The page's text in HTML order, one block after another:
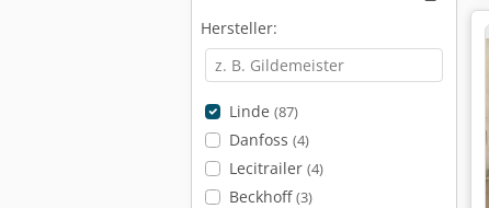
Hersteller:
Linde (87)
Danfoss (4)
Lecitrailer (4)
Beckhoff(3)